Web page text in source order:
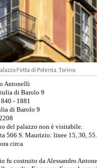
Fetta di Polenta, Torino.
Antonelli
di Barolo 9
- 1881
di Barolo 9
del palazzo non è visitabile.
566 S. Maurizio: linee 15, 30, 55.
circa
fu costruito da Alessandro